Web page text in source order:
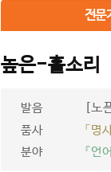
전문
높은-홀소리
발음 [노
품사
「명
분야
『언